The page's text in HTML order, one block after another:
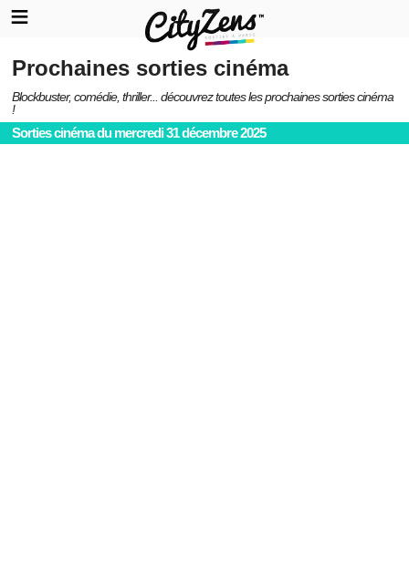
Prochaines sorties cinéma
Blockbuster, comédie, thriller... découvrez toutes les prochaines sorties cinéma
!
Sorties cinéma du mercredi 31 décembre 2025